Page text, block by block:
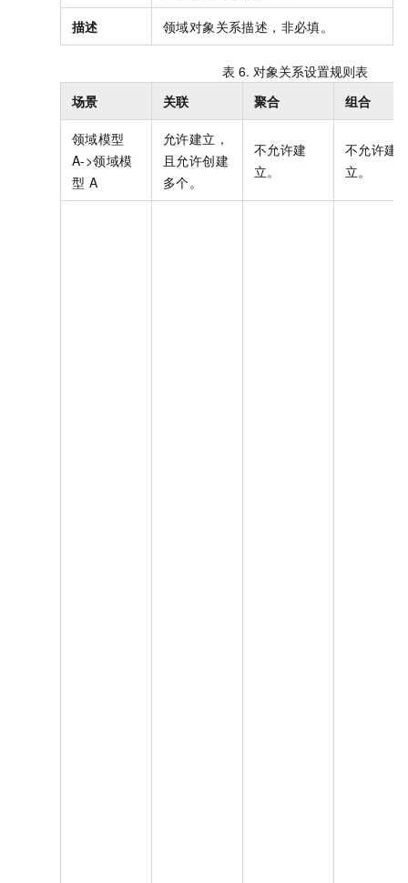
描述 领域对象关系描述，非必填。
表 6. 对象关系设置规则表
场景
关联 聚合 组合
领域模型
A->领域模
型 A
允许建立，
且允许创建
多个。
不允许建
立。
不允许建
立。